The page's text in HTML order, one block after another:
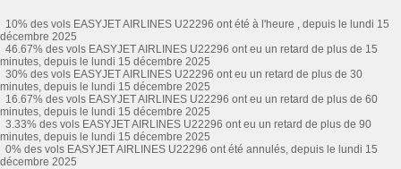
10% des vols EASYJET AIRLINES U22296 ont été à l'heure , depuis le lundi 15
décembre 2025
46.67% des vols EASYJET AIRLINES U22296 ont eu un retard de plus de 15
minutes, depuis le lundi 15 décembre 2025
30% des vols EASYJET AIRLINES U22296 ont eu un retard de plus de 30
minutes, depuis le lundi 15 décembre 2025
16.67% des vols EASYJET AIRLINES U22296 ont eu un retard de plus de 60
minutes, depuis le lundi 15 décembre 2025
3.33% des vols EASYJET AIRLINES U22296 ont eu un retard de plus de 90
minutes, depuis le lundi 15 décembre 2025
0% des vols EASYJET AIRLINES U22296 ont été annulés, depuis le lundi 15
décembre 2025